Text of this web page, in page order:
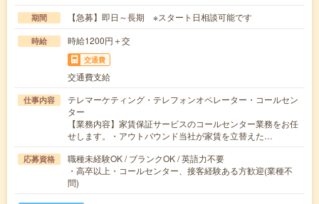
期間 【急募】即日～長期 ※スタート日相談可能です
時給 時給1200円＋交
交通費
交通費支給
仕事内容
テレマーケティング・テレフォンオペレーター・コールセン
ター
【業務内容】家賃保証サービスのコールセンター業務をお任
せします。・アウトバウンド当社が家賃を立替えた…
応募資格
職種未経験OK / ブランクOK / 英語力不要
・高卒以上・コールセンター、接客経験ある方歓迎(業種不
問)